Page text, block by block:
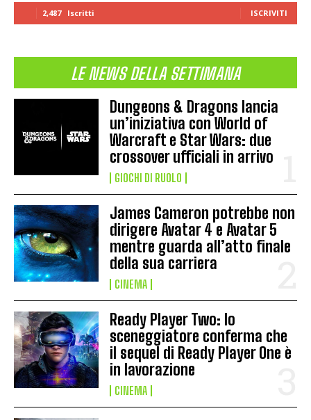
2,487 Iscritti ISCRIVITI
LE NEWS DELLA SETTIMANA
Dungeons & Dragons lancia
un’iniziativa con World of
Warcraft e Star Wars: due
crossover ufficiali in arrivo
GIOCHI DI RUOLO
James Cameron potrebbe non
dirigere Avatar 4 e Avatar 5
mentre guarda all’atto finale
della sua carriera
CINEMA
Ready Player Two: lo
sceneggiatore conferma che
il sequel di Ready Player One è
in lavorazione
CINEMA